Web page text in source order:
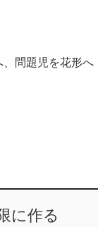
問題児を花形へ
に作る